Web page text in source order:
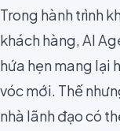
Trong hành trình
khách hàng, AI
hứa hẹn mang lại
vóc mới. Thế
nhà lãnh đạo có